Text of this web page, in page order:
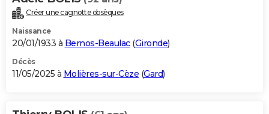
Bricolage
Lifestyle
Culture
Sport
Auto
Television
Voyage
CinemaCréer une cagnotte obsèques
Naissance
20/01/1933 à Bernos-Beaulac(Gironde)
Décès
11/05/2025 à Molières-sur-Cèze (Gard)